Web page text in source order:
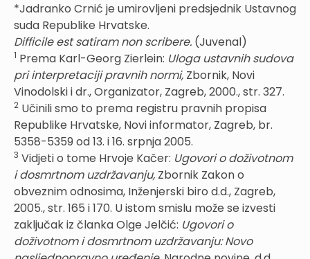
*Jadranko Crnić je umirovljeni predsjednik Ustavnog
suda Republike Hrvatske.
Difficile est satiram non scribere. (Juvenal)
1 Prema Karl-Georg Zierlein: Uloga ustavnih sudova
pri interpretaciji pravnih normi, Zbornik, Novi
Vinodolski i dr., Organizator, Zagreb, 2000., str. 327.
2 Učinili smo to prema registru pravnih propisa
Republike Hrvatske, Novi informator, Zagreb, br.
5358-5359 od 13. i 16. srpnja 2005.
3 Vidjeti o tome Hrvoje Kačer: Ugovori o doživotnom
i dosmrtnom uzdržavanju, Zbornik Zakon o
obveznim odnosima, Inženjerski biro d.d., Zagreb,
2005., str. 165 i 170. U istom smislu može se izvesti
zaključak iz članka Olge Jelčić: Ugovori o
doživotnom i dosmrtnom uzdržavanju: Novo